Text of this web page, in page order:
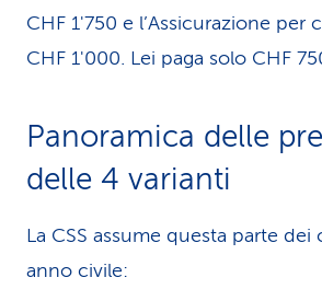
CHF 1'750 e l’Assicurazione per
CHF 1'000. Lei paga solo CHF
Panoramica delle
delle 4 varianti
La CSS assume questa parte
anno civile: